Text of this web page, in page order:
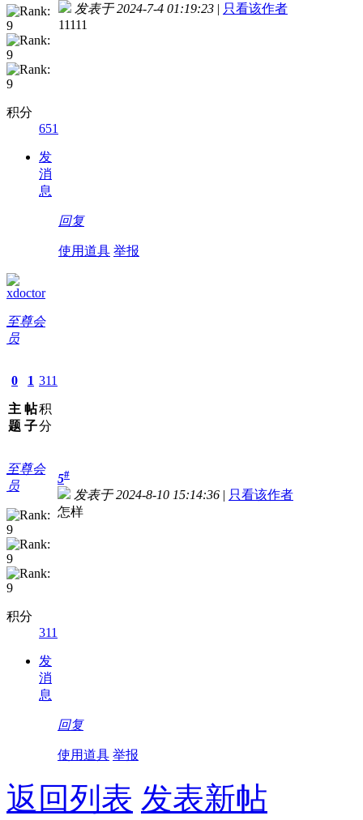
积分
651
发
消
息
发表于 2024-7-4 01:19:23 | 只看该作者
11111
回复
使用道具 举报
xdoctor
至尊会
员
0
主
题
1
帖
子
311
积
分
至尊会
员
积分
311
发
消
息
5#
发表于 2024-8-10 15:14:36 | 只看该作者
怎样
回复
使用道具 举报
返回列表 发表新帖